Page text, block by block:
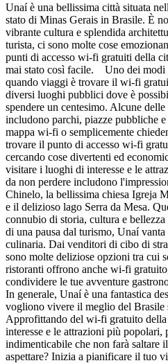
Unaí è una bellissima città situata
stato di Minas Gerais in Brasile. È
vibrante cultura e splendida
turista, ci sono molte cose
punti di accesso wi-fi gratuiti della
mai stato così facile. Uno dei modi
quando viaggi è trovare il wi-fi
diversi luoghi pubblici dove è
spendere un centesimo. Alcune
includono parchi, piazze pubbliche
mappa wi-fi o semplicemente
trovare il punto di accesso wi-fi
cercando cose divertenti ed
visitare i luoghi di interesse e le
da non perdere includono
Chinelo, la bellissima chiesa Igreja
e il delizioso lago Serra da Mesa.
connubio di storia, cultura e
di una pausa dal turismo, Unaí vanta
culinaria. Dai venditori di cibo di
sono molte deliziose opzioni tra cui
ristoranti offrono anche wi-fi
condividere le tue avventure
In generale, Unaí è una fantastica
vogliono vivere il meglio del Brasile
Approfittando del wi-fi gratuito
interesse e le attrazioni più popolari,
indimenticabile che non farà saltare
aspettare? Inizia a pianificare il tuo